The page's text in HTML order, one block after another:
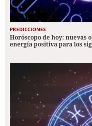
PREDICCIONES
Horóscopo de hoy: nuevas
energía positiva para los